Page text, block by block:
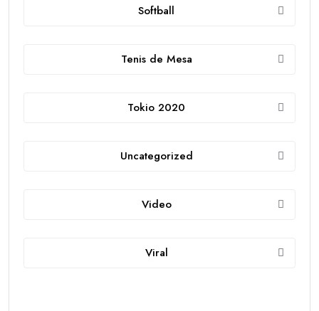
Softball
Tenis de Mesa
Tokio 2020
Uncategorized
Video
Viral